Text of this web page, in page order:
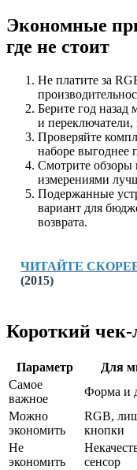
Экономные
где не стоит
Не платите за
Берите год назад
и
Проверяйте
наборе выгоднее
Смотрите обзоры
измерениями
Подержанные
вариант для
возврата.
ЧИТАЙТЕ
(2015)
Короткий чек-
Параметр Для
Самое
важное
Форма и
Можно
экономить
RGB,
кнопки
Не
экономить
сенсор